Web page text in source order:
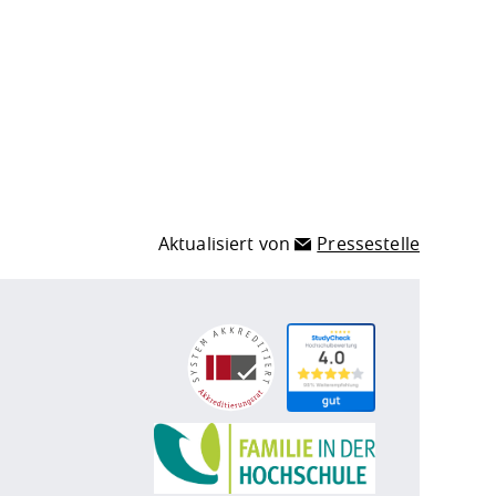
Aktualisiert von Pressestelle